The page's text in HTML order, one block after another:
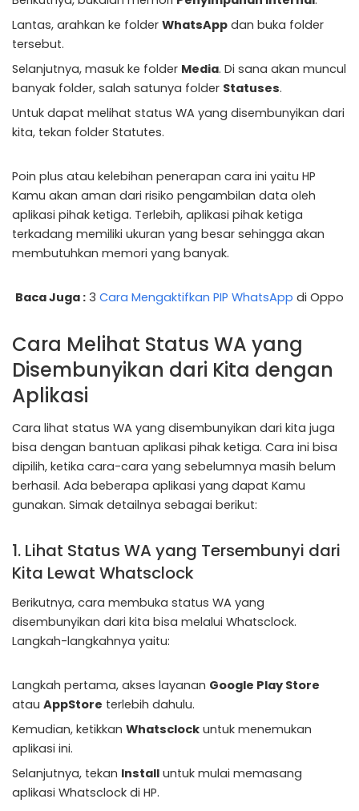
Lantas, arahkan ke folder WhatsApp dan buka folder
tersebut.
Selanjutnya, masuk ke folder Media. Di sana akan muncul
banyak folder, salah satunya folder Statuses.
Untuk dapat melihat status WA yang disembunyikan dari
kita, tekan folder Statutes.
Poin plus atau kelebihan penerapan cara ini yaitu HP
Kamu akan aman dari risiko pengambilan data oleh
aplikasi pihak ketiga. Terlebih, aplikasi pihak ketiga
terkadang memiliki ukuran yang besar sehingga akan
membutuhkan memori yang banyak.
Baca Juga : 3 Cara Mengaktifkan PIP WhatsApp di Oppo
Cara Melihat Status WA yang
Disembunyikan dari Kita dengan
Aplikasi
Cara lihat status WA yang disembunyikan dari kita juga
bisa dengan bantuan aplikasi pihak ketiga. Cara ini bisa
dipilih, ketika cara-cara yang sebelumnya masih belum
berhasil. Ada beberapa aplikasi yang dapat Kamu
gunakan. Simak detailnya sebagai berikut:
1. Lihat Status WA yang Tersembunyi dari
Kita Lewat Whatsclock
Berikutnya, cara membuka status WA yang
disembunyikan dari kita bisa melalui Whatsclock.
Langkah-langkahnya yaitu:
Langkah pertama, akses layanan Google Play Store
atau AppStore terlebih dahulu.
Kemudian, ketikkan Whatsclock untuk menemukan
aplikasi ini.
Selanjutnya, tekan Install untuk mulai memasang
aplikasi Whatsclock di HP.